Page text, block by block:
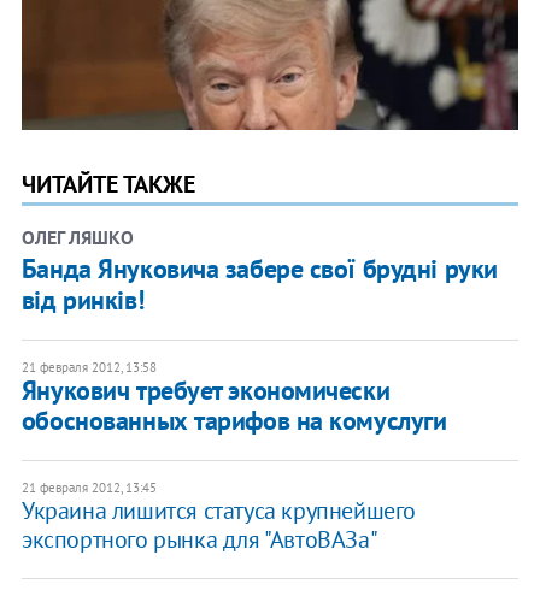
ЧИТАЙТЕ ТАКЖЕ
ОЛЕГ ЛЯШКО
Банда Януковича забере свої брудні руки
від ринків!
21 февраля 2012, 13:58
Янукович требует экономически
обоснованных тарифов на комуслуги
21 февраля 2012, 13:45
Украина лишится статуса крупнейшего
экспортного рынка для "АвтоВАЗа"